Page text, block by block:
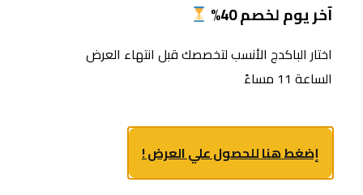
آخر يوم لخصم 40%
اختار الباكدج الأنسب لتخصصك قبل انتهاء العرض
الساعة 11 مساءً
إضغط هنا للحصول علي العرض !